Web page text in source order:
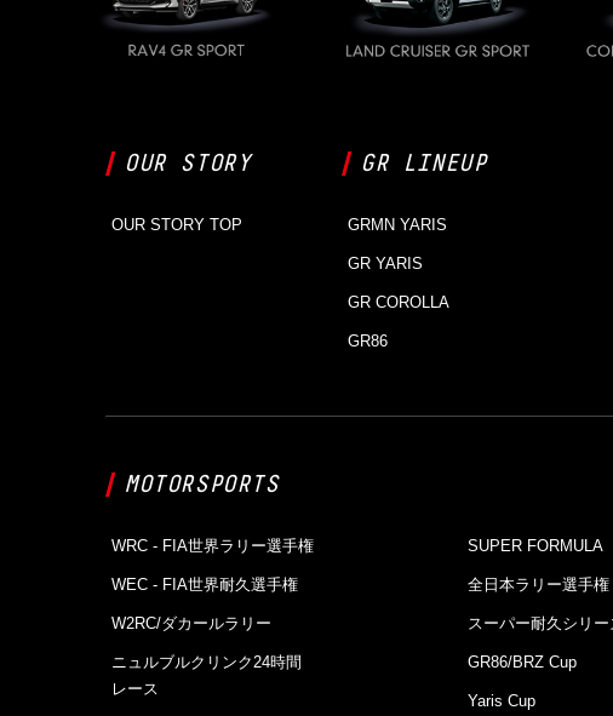
OUR STORY
OUR STORY TOP
GR LINEUP
GRMN YARIS
GR YARIS
GR COROLLA
GR86
MOTORSPORTS
WRC - FIA世界ラリー選⼿権
WEC - FIA世界耐久選⼿権
W2RC/ダカールラリー
ニュルブルクリンク24時間
レース
SUPER FORMULA
全日本ラリー選⼿権
スーパー耐久シリー
GR86/BRZ Cup
Yaris Cup